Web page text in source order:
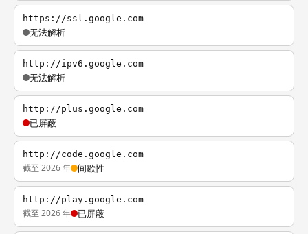
https://ssl.google.com
无法解析
http://ipv6.google.com
无法解析
http://plus.google.com
已屏蔽
http://code.google.com
截至 2026 年 间歇性
http://play.google.com
截至 2026 年 已屏蔽